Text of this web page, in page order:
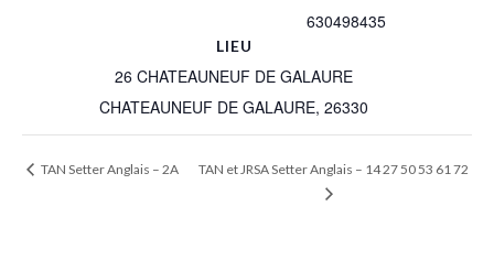
LIEU
26 CHATEAUNEUF DE GALAURE
CHATEAUNEUF DE GALAURE, 26330
630498435
TAN Setter Anglais – 2A TAN et JRSA Setter Anglais – 14 27 50 53 61 72